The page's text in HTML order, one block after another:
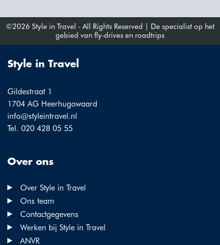
©2026 Style in Travel - All Rights Reserved | De specialist op het
gebied van fly-drives en roadtrips
Style in Travel
Gildestraat 1
1704 AG Heerhugowaard
info@styleintravel.nl
Tel. 020 428 05 55
Over ons
Over Style in Travel
Ons team
Contactgegevens
Werken bij Style in Travel
ANVR